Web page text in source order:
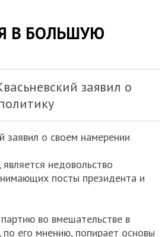
В БОЛЬШУЮ
заявил о
заявил о своем намерении
недовольство
посты президента и
во вмешательстве в
по его мнению, попирает основы